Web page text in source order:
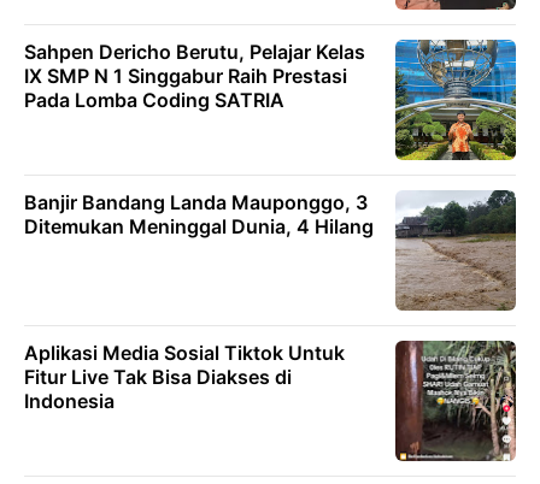
Sahpen Dericho Berutu, Pelajar Kelas
IX SMP N 1 Singgabur Raih Prestasi
Pada Lomba Coding SATRIA
Banjir Bandang Landa Mauponggo, 3
Ditemukan Meninggal Dunia, 4 Hilang
Aplikasi Media Sosial Tiktok Untuk
Fitur Live Tak Bisa Diakses di
Indonesia